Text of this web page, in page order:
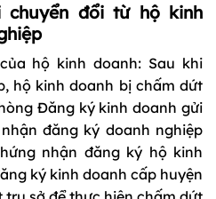
đổi từ hộ kinh
hộ kinh doanh: Sau khi
hộ kinh doanh bị chấm dứt
Đăng ký kinh doanh gửi
đăng ký doanh nghiệp
nhận đăng ký hộ kinh
ký kinh doanh cấp huyện